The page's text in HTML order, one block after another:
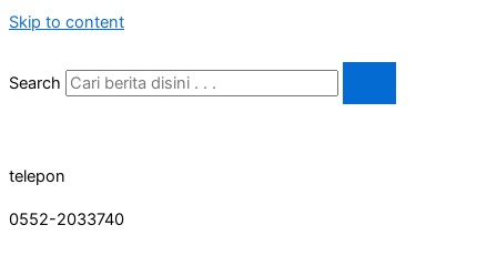
Skip to content
Search
telepon
0552-2033740